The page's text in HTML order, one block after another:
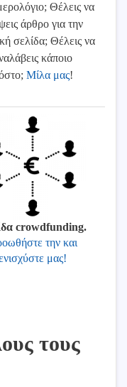
Θέλεις να
άρθρο για την
σελίδα; Θέλεις να
κάποιο
Μίλα μας!
crowdfunding.
την και
μας!
τους